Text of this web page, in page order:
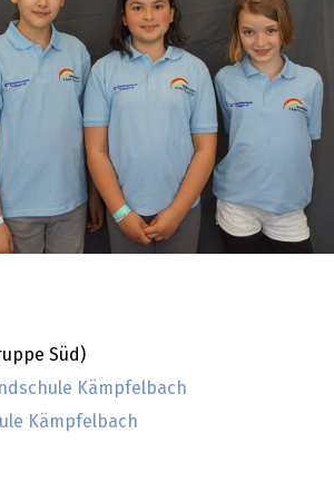
Süd)
Kämpfelbach
Kämpfelbach